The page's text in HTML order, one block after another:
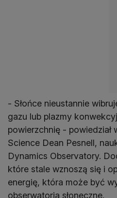
- Słońce nieustannie
gazu lub plazmy
powierzchnię - powiedział
Science Dean Pesnell,
Dynamics Observatory.
które stale wznoszą się i
energię, która może być
obserwatoria słoneczne.